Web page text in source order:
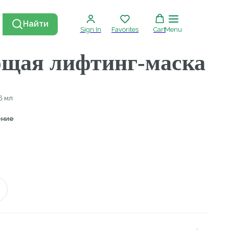
Найти
Sign In Favorites CartMenu
маска